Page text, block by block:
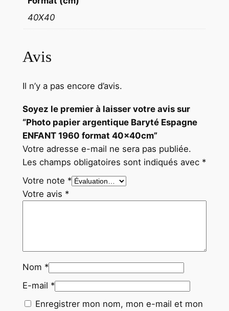
m
40X40
Avis
Il n’y a pas encore d’avis.
Soyez le premier à laisser votre avis sur
“Photo papier argentique Baryté Espagne
ENFANT 1960 format 40x40cm”
Votre adresse e-mail ne sera pas publiée.
Les champs obligatoires sont indiqués avec *
Votre note *
Votre avis *
Nom *
E-mail *
Enregistrer mon nom, mon e-mail et mon